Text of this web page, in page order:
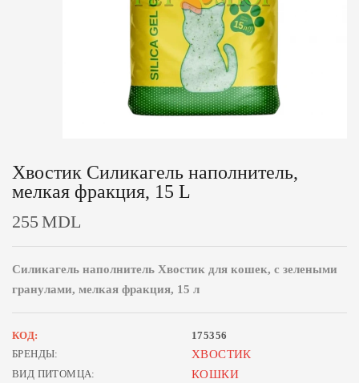
Хвостик Силикагель наполнитель,
мелкая фракция, 15 L
255 MDL
Силикагель наполнитель Хвостик для кошек, с зелеными
гранулами, мелкая фракция, 15 л
КОД:
175356
БРЕНДЫ:
ХВОСТИК
ВИД ПИТОМЦА: КОШКИ